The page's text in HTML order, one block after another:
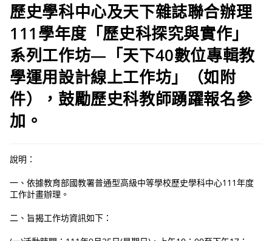
歷史學科中心及天下雜誌聯合辦理
111學年度「歷史科探究與實作」
系列工作坊—「天下40數位專輯教
學運用設計線上工作坊」（如附
件），鼓勵歷史科教師踴躍報名參
加。
說明：
一、依據教育部國教署普通型高級中等學校歷史學科中心111年度
工作計畫辦理。
二、旨揭工作坊資訊如下：